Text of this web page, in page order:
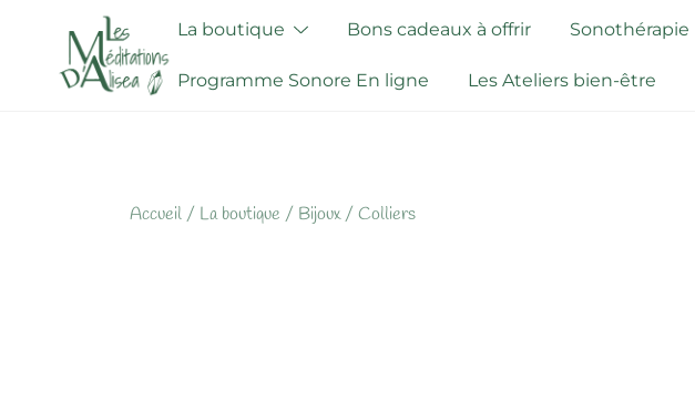
La boutique Bons cadeaux à offrir Sonothérapie
Programme Sonore En ligne Les Ateliers bien-être
Accueil / La boutique / Bijoux/ Colliers